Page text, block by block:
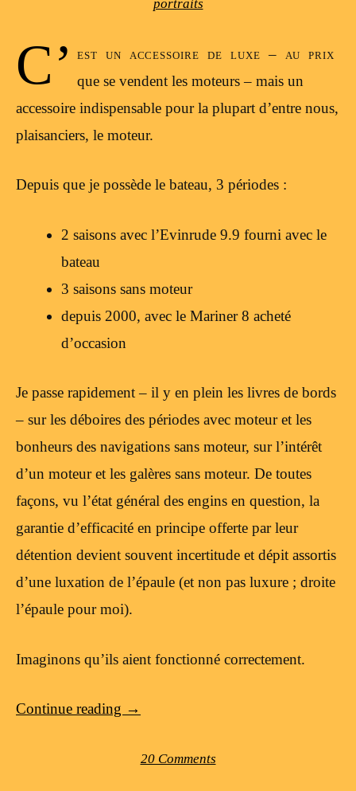
portraits
C’ est un accessoire de luxe – au prix
que se vendent les moteurs – mais un
accessoire indispensable pour la plupart d’entre nous,
plaisanciers, le moteur.
Depuis que je possède le bateau, 3 périodes :
2 saisons avec l’Evinrude 9.9 fourni avec le
bateau
3 saisons sans moteur
depuis 2000, avec le Mariner 8 acheté
d’occasion
Je passe rapidement – il y en plein les livres de bords
– sur les déboires des périodes avec moteur et les
bonheurs des navigations sans moteur, sur l’intérêt
d’un moteur et les galères sans moteur. De toutes
façons, vu l’état général des engins en question, la
garantie d’efficacité en principe offerte par leur
détention devient souvent incertitude et dépit assortis
d’une luxation de l’épaule (et non pas luxure ; droite
l’épaule pour moi).
Imaginons qu’ils aient fonctionné correctement.
Continue reading →
20 Comments